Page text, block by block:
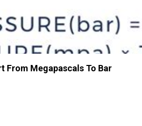
From Megapascals To Bar